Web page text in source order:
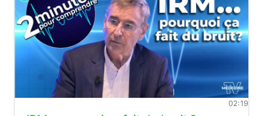
02:19